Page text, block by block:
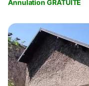
Annulation GRATUITE